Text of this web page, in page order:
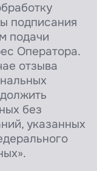
подписания
подачи
Оператора.
отзыва
без
указанных